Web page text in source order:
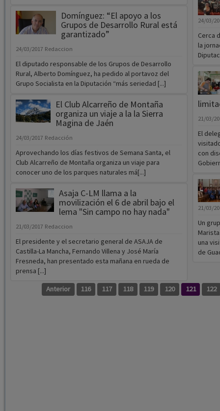
Domínguez: “El apoyo a los
Grupos de Desarrollo Rural está
garantizado”
24/03/2017 Redaccion
El diputado responsable de los Grupos de Desarrollo
Rural, Alberto Domínguez, ha pedido al portavoz del
Grupo Socialista en la Diputación “más seriedad [...]
El Club Alcarreño de Montaña
organiza un viaje a la la Sierra
Magina de Jaén
24/03/2017 Redacción
Aprovechando los días festivos de Semana Santa, el
Club Alcarreño de Montaña organiza un viaje para
conocer uno de los parques naturales má[...]
Asaja C-LM llama a la
movilización el 6 de abril bajo el
lema "Sin campo no hay nada"
21/03/2017 Redaccion
El presidente y el secretario general de ASAJA de
Castilla-La Mancha, Fernando Villena y José María
Fresneda, han presentado esta mañana en rueda de
prensa [...]
24/03/
Cerca
la
21/03/
El
con
21/03/
Un
una
de
Anterior 116 117 118 119 120 121 122